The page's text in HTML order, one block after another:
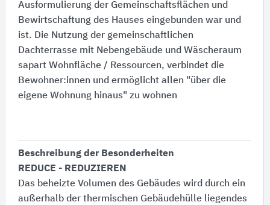
Ausformulierung der Gemeinschaftsflächen und
Bewirtschaftung des Hauses eingebunden war und
ist. Die Nutzung der gemeinschaftlichen
Dachterrasse mit Nebengebäude und Wäscheraum
sapart Wohnfläche / Ressourcen, verbindet die
Bewohner:​innen und ermöglicht allen "über die
eigene Wohnung hinaus" zu wohnen
Beschreibung der Besonderheiten
REDUCE - REDUZIEREN
Das beheizte Volumen des Gebäudes wird durch ein
außerhalb der thermischen Gebäudehülle liegendes